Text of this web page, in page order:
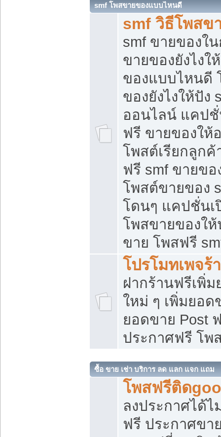
smf โพสขายของแบบไหนดี
smf วิธีโพสข
smf ขายของใ
ขายของยังไง
ของแบบไหนดี
ของยังไงให้ปั
ออนไลน์ แคป
ฟรี ขายของให้
โพสต์เรียกลูกค้
ฟรี smf ขายขอ
โพสต์ขายของ
โดนๆ แคปชั่นเ
โพสขายของใ
ขาย โพสฟรี
โปรโมทเพจร้
ฝากร้านฟรีเพิ่
ใหม่ ๆ เพิ่มยอด
ยอดขาย Post
ประกาศฟรี โพ
ซื้อ ขาย เช่า บริการ ลด แลก แจก แถม
โพสฟรีติด
ลงประกาศได้
ฟรี ประกาศข